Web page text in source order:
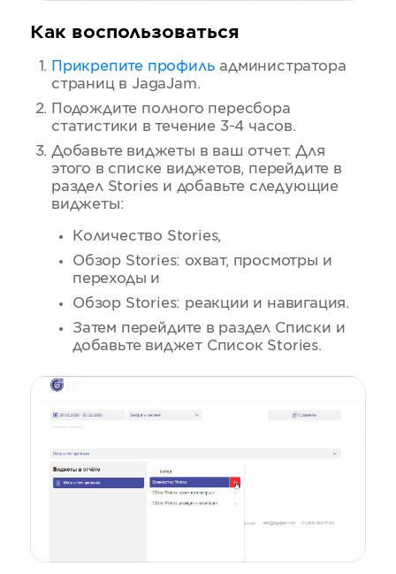
Как воспользоваться
Прикрепите профиль администратора
страниц в JagaJam.
Подождите полного пересбора
статистики в течение 3-4 часов.
Добавьте виджеты в ваш отчет. Для
этого в списке виджетов, перейдите в
раздел Stories и добавьте следующие
виджеты:
Количество Stories,
Обзор Stories: охват, просмотры и
переходы и
Обзор Stories: реакции и навигация.
Затем перейдите в раздел Списки и
добавьте виджет Список Stories.